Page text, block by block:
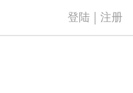
登陆 注册